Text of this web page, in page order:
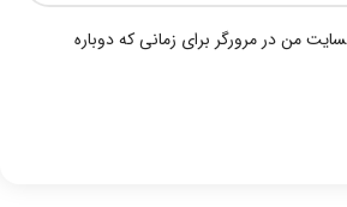
من در مرورگر برای زمانی که دوباره